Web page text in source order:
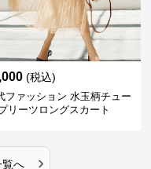
(税込)
ファッション 水玉柄チュー
リーツロングスカート
覧へ ›